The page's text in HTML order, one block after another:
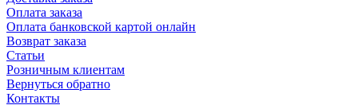
Оплата заказа
Оплата банковской картой онлайн
Возврат заказа
Статьи
Розничным клиентам
Вернуться обратно
Контакты